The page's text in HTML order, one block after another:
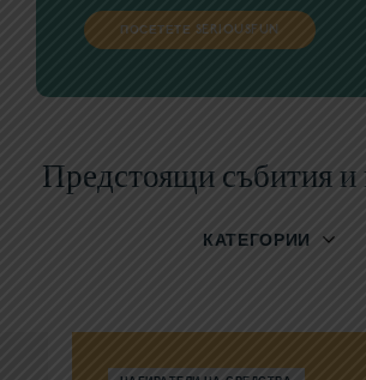
ПОСЕТЕТЕ SERIOUSFUN
Предстоящи събития и
КАТЕГОРИИ